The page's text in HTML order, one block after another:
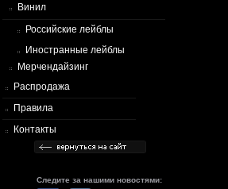
Винил
Российские лейблы
Иностранные лейблы
Мерчендайзинг
Распродажа
Правила
Контакты
Следите за нашими новостями: